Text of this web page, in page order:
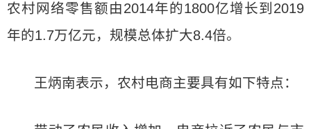
农村网络零售额由2014年的1800亿增长到2019
年的1.7万亿元，规模总体扩大8.4倍。
王炳南表示，农村电商主要具有如下特点：